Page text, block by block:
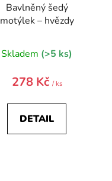
Bavlněný šedý
motýlek – hvězdy
Skladem (>5 ks)
278 Kč / ks
DETAIL